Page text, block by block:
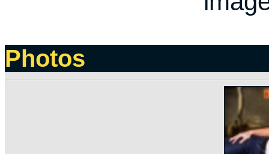
Photos